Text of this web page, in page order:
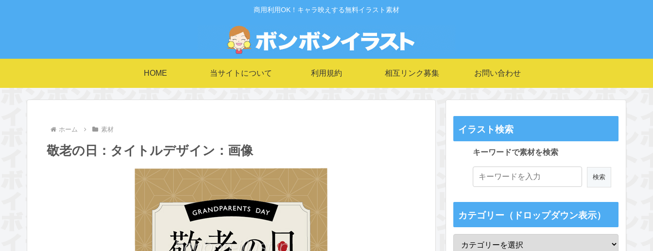
商用利用OK！キャラ映えする無料イラスト素材
HOME 当サイトについて 利用規約 相互リンク募集 お問い合わせ
ホーム 素材
敬老の日：タイトルデザイン：画像
イラスト検索
キーワードで素材を検索
カテゴリー（ドロップダウン表示）